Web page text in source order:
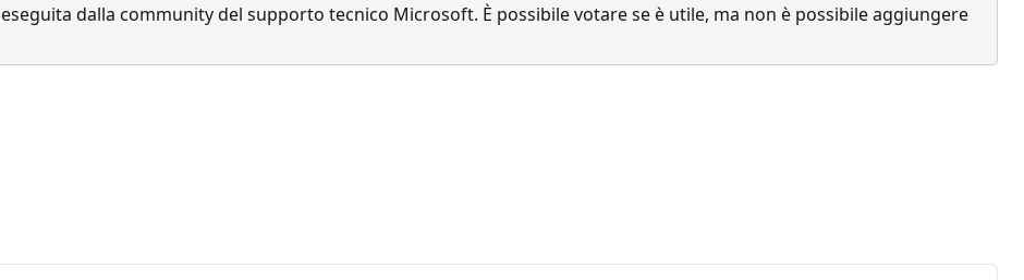
dalla community del supporto tecnico Microsoft. È possibile votare se è utile, ma non è possibile aggiungere